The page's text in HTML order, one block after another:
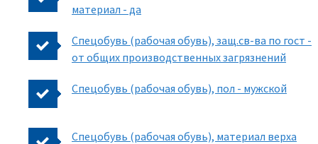
материал - да
Спецобувь (рабочая обувь), защ.св-ва по гост -
от общих производственных загрязнений
Спецобувь (рабочая обувь), пол - мужской
Спецобувь (рабочая обувь), материал верха